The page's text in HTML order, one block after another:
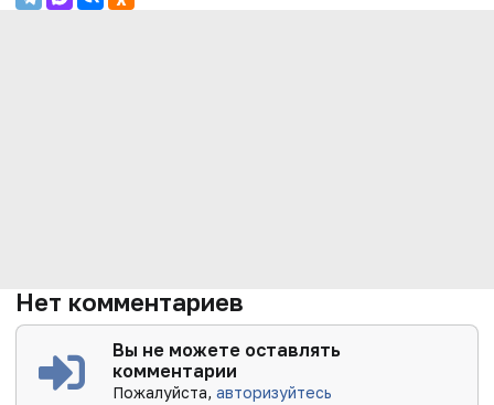
Нет комментариев
Вы не можете оставлять
комментарии
Пожалуйста,авторизуйтесь